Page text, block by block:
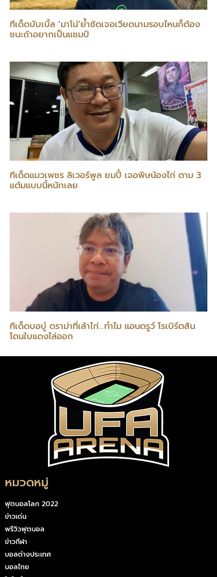
ทีเด็ดบับเบิ้ล ‘มาโน่’ย้ำชัดเจอเวียดนามรอบไหนก็ต้อง
ชนะถ้าอยากเป็นแชมป์
ทีเด็ดแมวเพชร ลิเวอร์พูล ยมปี๋ เจอพิษน้องไก่ ตาม 3
แต้มแบบนี้หนักเลย
ทีเด็ดบอบู๋ ดราม่าที่เล้าไก่…ทำไม แอนดรูว์ โรเบิร์ตสัน
โดนใบแดงไล่ออก
หมวดหมู่
ฟุตบอลโลก 2022
ข่าวเด่น
พรีวิวฟุตบอล
ข่าวกีฬา
บอลต่างประเทศ
บอลไทย